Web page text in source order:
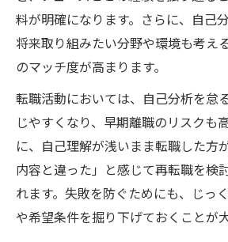
料が明確になります。さらに、自己
将来取り組みたい分野や環境も考え
のマッチ度が高まります。
転職活動においては、自己分析を怠
じやすくなり、早期離職のリスクも
に、自己理解が浅いまま転職した方
内容と違った」と感じて再転職を検
れます。失敗を防ぐためにも、じっ
や希望条件を掘り下げておくことが大